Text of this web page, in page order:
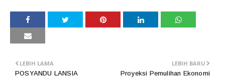
LEBIH BARU
Proyeksi Pemulihan Ekonomi
LEBIH LAMA
POSYANDU LANSIA